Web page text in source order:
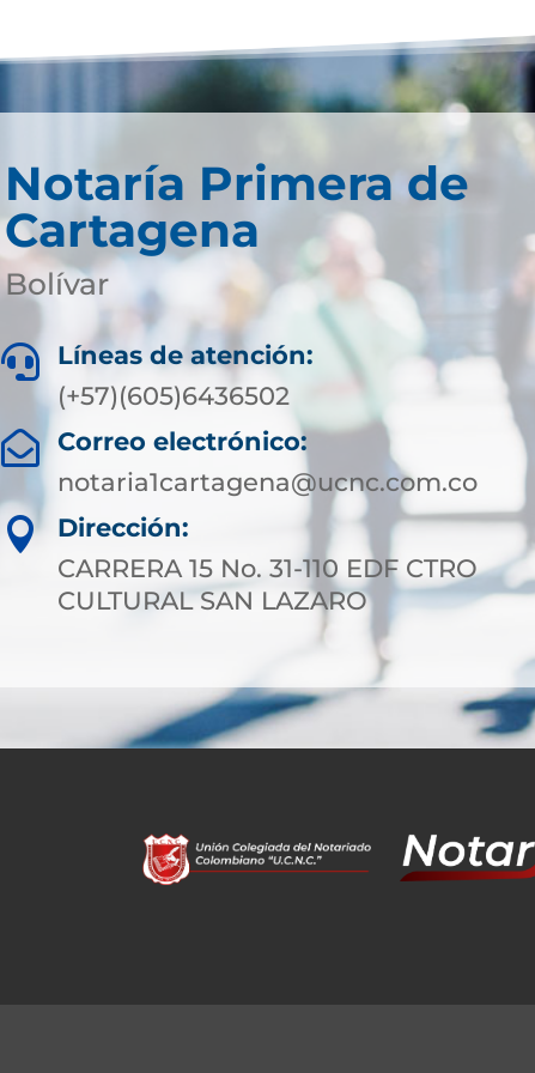
Notaría Primera de
Cartagena
Bolívar

Líneas de atención:
(+57)(605)6436502

Correo electrónico:
notaria1cartagena@ucnc.com.co

Dirección:
CARRERA 15 No. 31-110 EDF CTRO
CULTURAL SAN LAZARO